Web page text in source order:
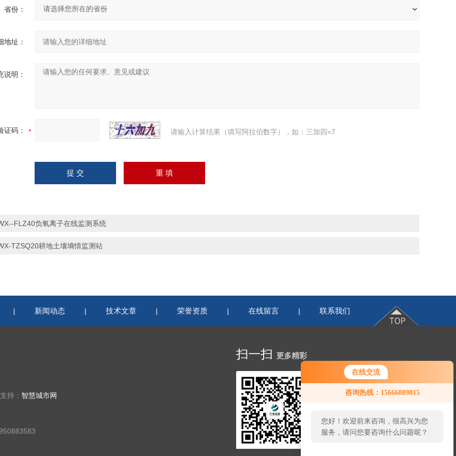
在线交流
咨询热线：15666889815
您好！欢迎前来咨询，很高兴为您
服务，请问您要咨询什么问题呢？
省份：
地址：
说明：
证码： 请输入计算结果（填写阿拉伯数字），如：三加四=7
FLZ40负氧离子在线监测系统
TZSQ20耕地土壤墒情监测站
| 新闻动态 | 技术文章 | 荣誉资质 | 在线留言 | 联系我们
持： 智慧城市网
扫一扫 更多精彩